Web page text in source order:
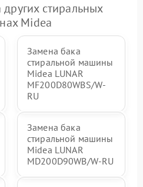
стиральных
Midea
Замена бака
стиральной машины
Midea LUNAR
MF200D80WBS/W-
RU
Замена бака
стиральной машины
Midea LUNAR
MD200D90WB/W-RU